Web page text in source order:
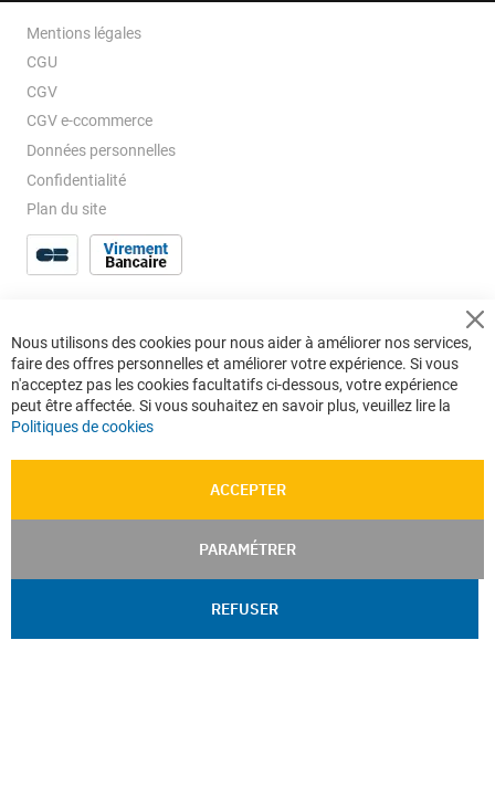
Mentions légales
CGU
CGV
CGV e-ccommerce
Données personnelles
Confidentialité
Plan du site
Nous utilisons des cookies pour nous aider à améliorer nos services,
faire des offres personnelles et améliorer votre expérience. Si vous
n'acceptez pas les cookies facultatifs ci-dessous, votre expérience
peut être affectée. Si vous souhaitez en savoir plus, veuillez lire la
Politiques de cookies
ACCEPTER
PARAMÉTRER
REFUSER